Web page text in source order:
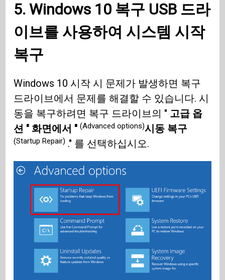
5.Windows 10 복구 USB 드라
이브를 사용하여 시스템 시작
복구
Windows 10 시작 시 문제가 발생하면 복구
드라이브에서 문제를 해결할 수 있습니다. 시
동을 복구하려면 복구 드라이브의 " 고급 옵
션 " 화면에서 "(Advanced options)시동 복구
(Startup Repair) ." 를 선택하십시오.